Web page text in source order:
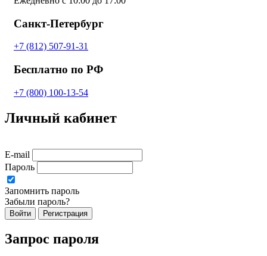
Санкт-Петербург
+7 (812) 507-91-31
Бесплатно по РФ
+7 (800) 100-13-54
Личный кабинет
E-mail
Пароль
Запомнить пароль
Забыли пароль?
Войти Регистрация
Запрос пароля